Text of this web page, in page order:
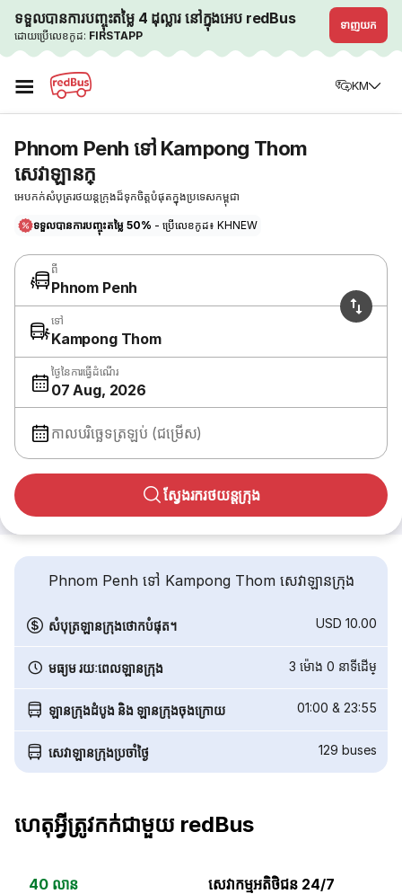
ទទួលបានការបញ្ចុះតម្លៃ 4 ដុល្លារ នៅក្នុងអេប redBus
ដោយប្រើលេខកូដ: FIRSTAPP
ទាញយក
☰ KM
Phnom Penh ទៅ Kampong Thom
សេវាឡានក្
អេបកក់សំបុត្ររថយន្តក្រុងដ៏ទុកចិត្តបំផុតក្នុងប្រទេសកម្ពុជា
ទទួលបានការបញ្ចុះតម្លៃ 50% - ប្រើលេខកូដ៖ KHNEW
ពី
Phnom Penh
ទៅ
Kampong Thom
ថ្ងៃនៃការធ្វើដំណើរ
07 Aug, 2026
កាលបរិច្ឆេទត្រឡប់ (ជម្រើស)
ស្វែងរករថយន្តក្រុង
Phnom Penh ទៅ Kampong Thom សេវាឡានក្រុង
សំបុត្រឡានក្រុងថោកបំផុត។ USD 10.00
មធ្យម រយៈពេលឡានក្រុង 3 ម៉ោង 0 នាទី​ដើម្
ឡានក្រុងដំបូង និង ឡានក្រុងចុងក្រោយ 01:00 & 23:55
សេវាឡានក្រុងប្រចាំថ្ងៃ 129 buses
ហេតុអ្វីត្រូវកក់ជាមួយ redBus
40 លាន សេវាកម្មអតិថិជន 24/7